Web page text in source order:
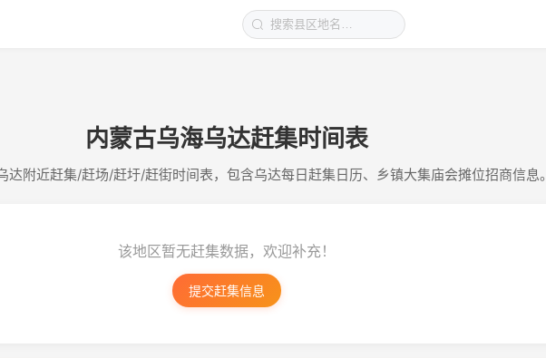
内蒙古乌海乌达赶集时间表
达附近赶集/赶场/赶圩/赶街时间表，包含乌达每日赶集日历、乡镇大集庙会摊位招商信息。
该地区暂无赶集数据，欢迎补充！
提交赶集信息